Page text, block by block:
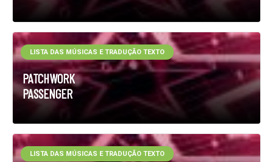
PATCHWORK
PASSENGER
LISTA DAS MÚSICAS E TRADUÇÃO TEXTO
LISTA DAS MÚSICAS E TRADUÇÃO TEXTO